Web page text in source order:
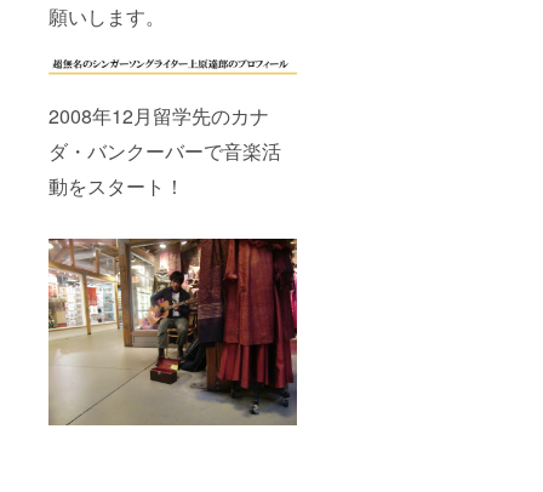
願いします。
2008年12月留学先のカナ
ダ・バンクーバーで音楽活
動をスタート！